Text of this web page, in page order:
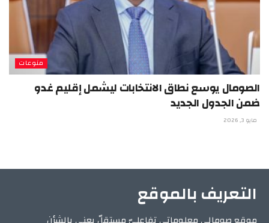
منوعات
الصومال يوسع نطاق الانتخابات ليشمل إقليم غدو
ضمن الجدول الجديد
مايو 3, 2026
التعريف بالموقع